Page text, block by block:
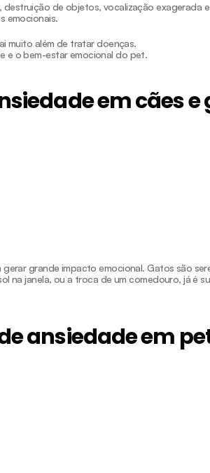
de objetos, vocalização exagerada
emocionais.
muito além de tratar doenças.
e o bem-estar emocional do pet.
em cães e
grande impacto emocional. Gatos são
na janela, ou a troca de um comedouro, já é
ansiedade em